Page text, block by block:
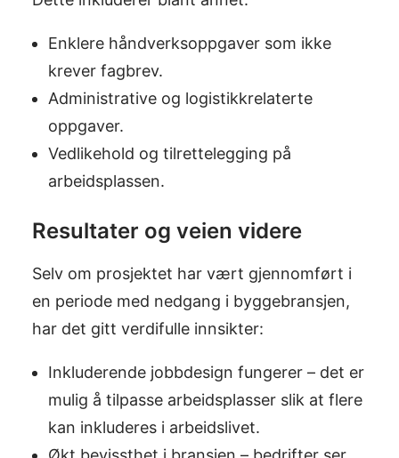
Enklere håndverksoppgaver som ikke
krever fagbrev.
Administrative og logistikkrelaterte
oppgaver.
Vedlikehold og tilrettelegging på
arbeidsplassen.
Resultater og veien videre
Selv om prosjektet har vært gjennomført i
en periode med nedgang i byggebransjen,
har det gitt verdifulle innsikter:
Inkluderende jobbdesign fungerer – det er
mulig å tilpasse arbeidsplasser slik at flere
kan inkluderes i arbeidslivet.